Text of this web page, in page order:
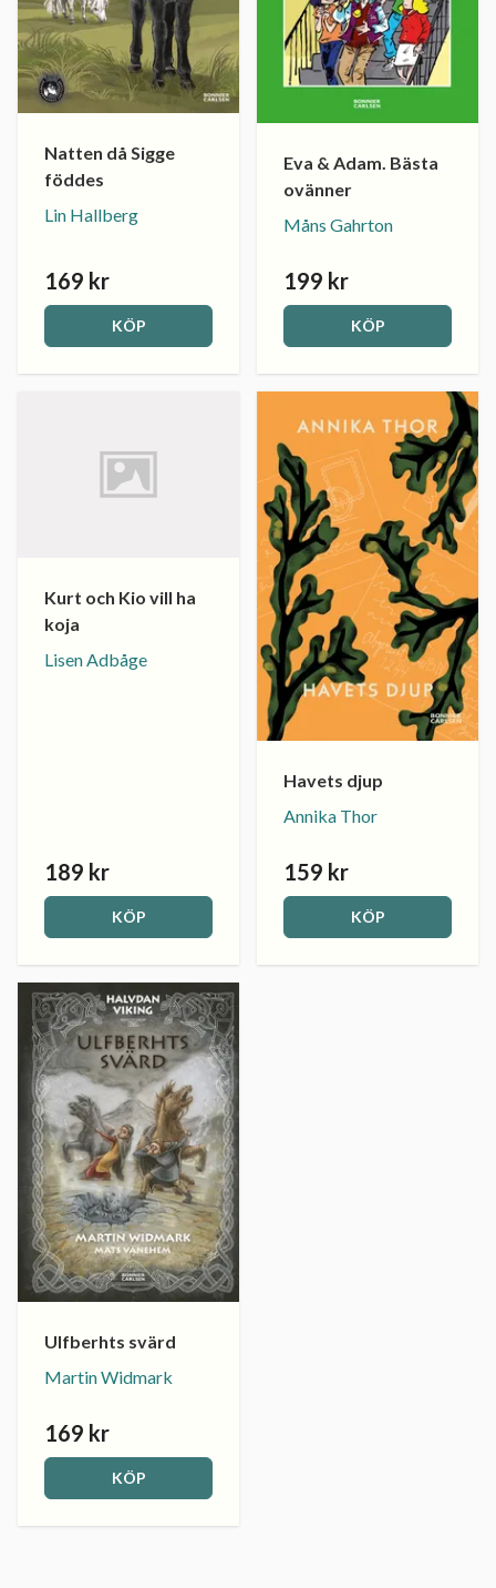
Natten då Sigge
föddes
Lin Hallberg
169 kr
KÖP
Eva & Adam. Bästa
ovänner
Måns Gahrton
199 kr
KÖP
Kurt och Kio vill ha
koja
Lisen Adbåge
189 kr
KÖP
Havets djup
Annika Thor
159 kr
KÖP
Ulfberhts svärd
Martin Widmark
169 kr
KÖP